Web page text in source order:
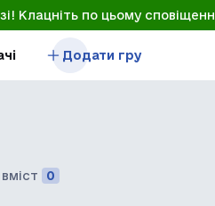
Клацніть по цьому
Додати гру
0